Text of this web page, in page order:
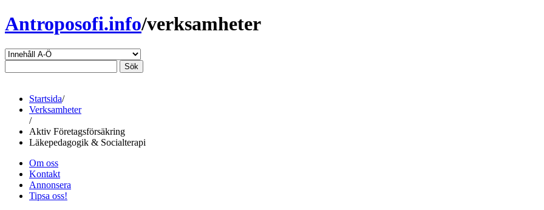
Antroposofi.info/verksamheter
Startsida/
Verksamheter
/
Aktiv Företagsförsäkring
Läkepedagogik & Socialterapi
Om oss
Kontakt
Annonsera
Tipsa oss!